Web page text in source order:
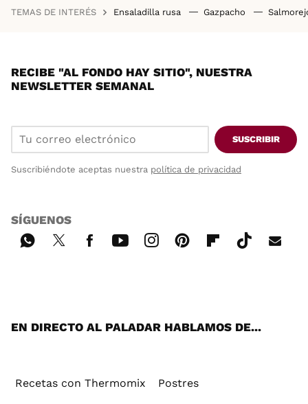
TEMAS DE INTERÉS Ensaladilla rusa Gazpacho
RECIBE "AL FONDO HAY SITIO", NUESTRA
NEWSLETTER SEMANAL
SUSCRIBIR
Suscribiéndote aceptas nuestra política de privacidad
SÍGUENOS
EN DIRECTO AL PALADAR HABLAMOS DE...
Recetas con Thermomix Postres